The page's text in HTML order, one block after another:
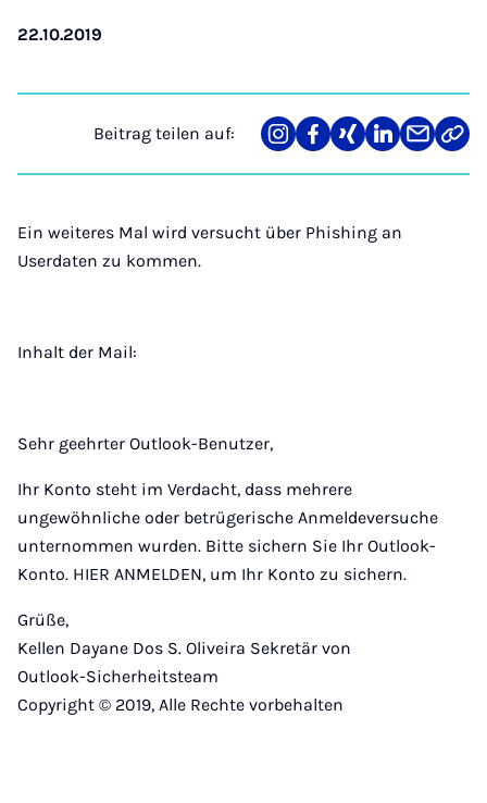
22.10.2019
Beitrag teilen auf:
Teilen
auf
Teilen
auf
Teilen
auf
Teilen
auf
Teilen
über
Link
Ein weiteres Mal wird versucht über Phishing an
Userdaten zu kommen.
Inhalt der Mail:
Sehr geehrter Outlook-Benutzer,
Ihr Konto steht im Verdacht, dass mehrere
ungewöhnliche oder betrügerische Anmeldeversuche
unternommen wurden. Bitte sichern Sie Ihr Outlook-
Konto. HIER ANMELDEN, um Ihr Konto zu sichern.
Grüße,
Kellen Dayane Dos S. Oliveira Sekretär von
Outlook-Sicherheitsteam
Copyright © 2019, Alle Rechte vorbehalten